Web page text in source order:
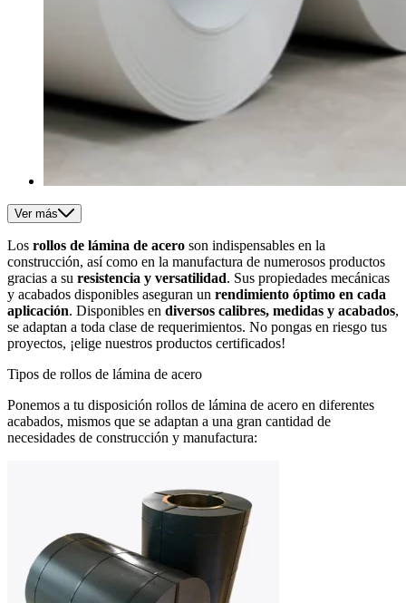
Ver más
Los rollos de lámina de acero son indispensables en la
construcción, así como en la manufactura de numerosos productos
gracias a su resistencia y versatilidad. Sus propiedades mecánicas
y acabados disponibles aseguran un rendimiento óptimo en cada
aplicación. Disponibles en diversos calibres, medidas y acabados,
se adaptan a toda clase de requerimientos. No pongas en riesgo tus
proyectos, ¡elige nuestros productos certificados!
Tipos de rollos de lámina de acero
Ponemos a tu disposición rollos de lámina de acero en diferentes
acabados, mismos que se adaptan a una gran cantidad de
necesidades de construcción y manufactura: